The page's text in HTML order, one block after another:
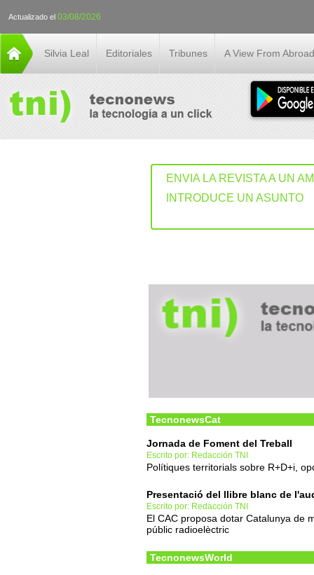
Actualizado el 03/08/2026
Silvia Leal Editoriales Tribunes A View From Abroad
ENVIA LA REVISTA A UN
INTRODUCE UN ASUNTO
TecnonewsCat
Jornada de Foment del Treball
Escrito por: Redacción TNI
Polítiques territorials sobre R+D+i,
Presentació del llibre blanc de
Escrito por: Redacción TNI
El CAC proposa dotar Catalunya de
públic radioelèctric
TecnonewsWorld